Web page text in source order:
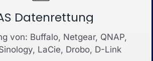
Datenrettung
von: Buffalo, Netgear, QNAP,
LaCie, Drobo, D-Link